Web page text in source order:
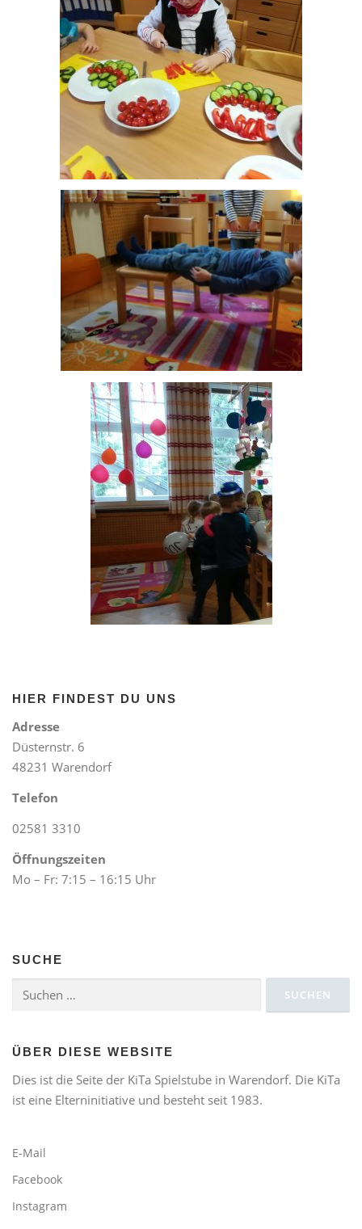
HIER FINDEST DU UNS
Adresse
Düsternstr. 6
48231 Warendorf
Telefon
02581 3310
Öffnungszeiten
Mo – Fr: 7:15 – 16:15 Uhr
SUCHE
Suchen
ÜBER DIESE WEBSITE
Dies ist die Seite der KiTa Spielstube in Warendorf. Die KiTa
ist eine Elterninitiative und besteht seit 1983.
E-Mail
Facebook
Instagram